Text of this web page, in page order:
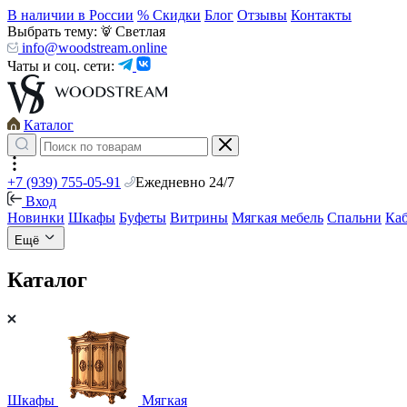
В наличии в России % Скидки Блог Отзывы Контакты
Выбрать тему:
Светлая
info@woodstream.online
Чаты и соц. сети:
Каталог
+7 (939) 755-05-91
Ежедневно 24/7
Вход
Новинки Шкафы Буфеты Витрины Мягкая мебель Спальни
Ещё
Каталог
Шкафы Мягкая